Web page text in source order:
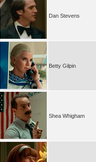
Dan Stevens
Betty Gilpin
Shea Whigham